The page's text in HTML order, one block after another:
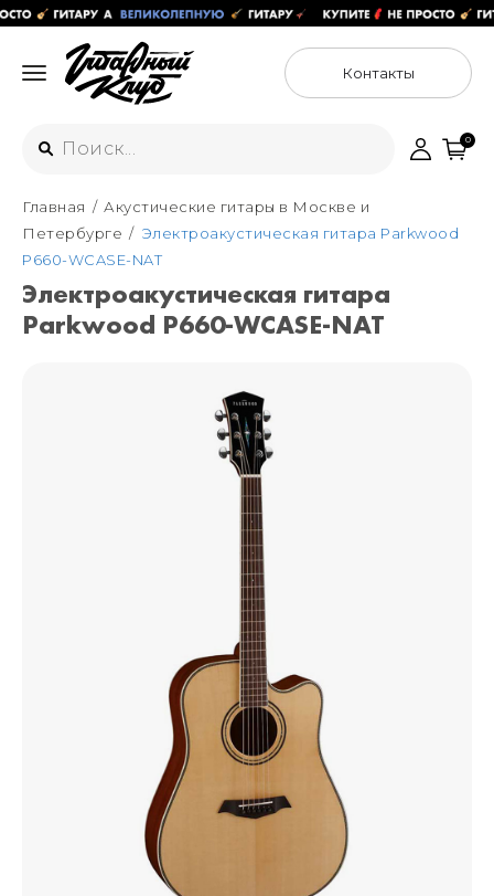
Контакты
Интернет-магазин
+7 (925) 125-54-44
Москва
+7 (925) 176-55-65
ул. Большая Новодмитровская 36с15,
Санкт-Петербург
+7 (925) 879-85-35
Санкт-Петербург
+7 (999) 213-51-93
0
Главная
Акустические гитары в Москве и
Петербурге
Электроакустическая гитара Parkwood
P660-WCASE-NAT
Электроакустическая гитара
Parkwood P660-WCASE-NAT